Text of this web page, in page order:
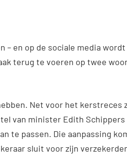
– en op de sociale media
terug te voeren op twee
Net voor het kerstreces
van minister Edith Schippers
te passen. Die aanpassing
sluit voor zijn